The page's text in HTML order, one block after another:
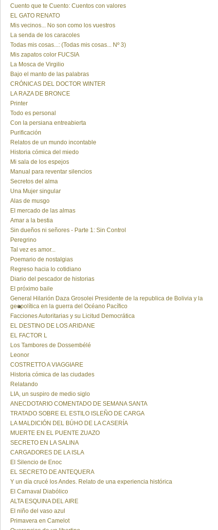
Cuento que te Cuento: Cuentos con valores
EL GATO RENATO
Mis vecinos... No son como los vuestros
La senda de los caracoles
Todas mis cosas...: (Todas mis cosas... Nº 3)
Mis zapatos color FUCSIA
La Mosca de Virgilio
Bajo el manto de las palabras
CRÓNICAS DEL DOCTOR WINTER
LA RAZA DE BRONCE
Printer
Todo es personal
Con la persiana entreabierta
Purificación
Relatos de un mundo incontable
Historia cómica del miedo
Mi sala de los espejos
Manual para reventar silencios
Secretos del alma
Una Mujer singular
Alas de musgo
El mercado de las almas
Amar a la bestia
Sin dueños ni señores - Parte 1: Sin Control
Peregrino
Tal vez es amor...
Poemario de nostalgias
Regreso hacia lo cotidiano
Diario del pescador de historias
El próximo baile
General Hilarión Daza Grosolei Presidente de la republica de Bolivia y la
geopolítica en la guerra del Océano Pacífico
Facciones Autoritarias y su Licitud Democrática
EL DESTINO DE LOS ARIDANE
EL FACTOR L
Los Tambores de Dossembélé
Leonor
COSTRETTO A VIAGGIARE
Historia cómica de las ciudades
Relatando
LIA, un suspiro de medio siglo
ANECDOTARIO COMENTADO DE SEMANA SANTA
TRATADO SOBRE EL ESTILO ISLEÑO DE CARGA
LA MALDICIÓN DEL BÚHO DE LA CASERÍA
MUERTE EN EL PUENTE ZUAZO
SECRETO EN LA SALINA
CARGADORES DE LA ISLA
El Silencio de Enoc
EL SECRETO DE ANTEQUERA
Y un día crucé los Andes. Relato de una experiencia histórica
El Carnaval Diabólico
ALTA ESQUINA DEL AIRE
El niño del vaso azul
Primavera en Camelot